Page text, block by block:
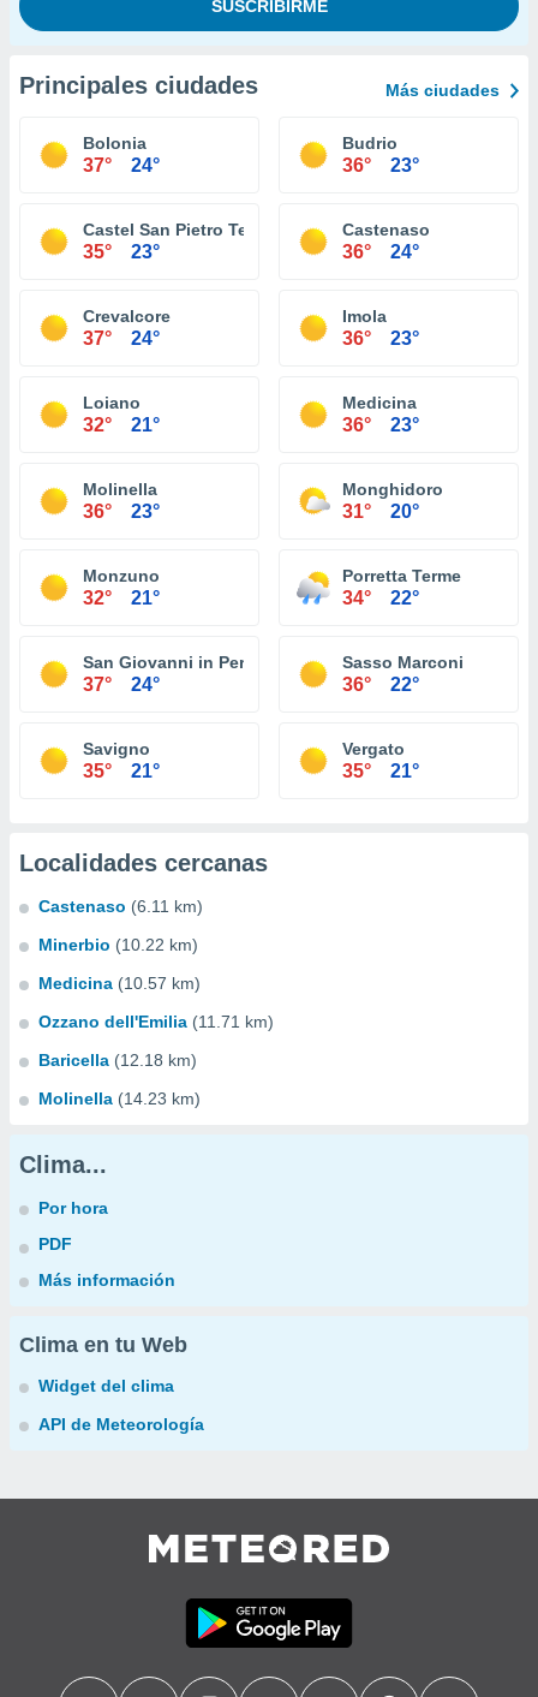
Principales ciudades Más ciudades
Bolonia
37° 24°
Budrio
36° 23°
Castel San Pietro Terme
35° 23°
Castenaso
36° 24°
Crevalcore
37° 24°
Imola
36° 23°
Loiano
32° 21°
Medicina
36° 23°
Molinella
36° 23°
Monghidoro
31° 20°
Monzuno
32° 21°
Porretta Terme
34° 22°
San Giovanni in Persiceto
37° 24°
Sasso Marconi
36° 22°
Savigno
35° 21°
Vergato
35° 21°
Localidades cercanas
Castenaso (6.11 km)
Minerbio (10.22 km)
Medicina (10.57 km)
Ozzano dell'Emilia (11.71 km)
Baricella (12.18 km)
Molinella (14.23 km)
Clima...
Por hora
PDF
Más información
Clima en tu Web
Widget del clima
API de Meteorología